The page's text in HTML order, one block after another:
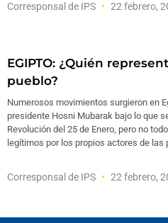
Corresponsal de IPS 22 febrero,
EGIPTO: ¿Quién
pueblo?
Numerosos movimientos surgieron en
presidente Hosni Mubarak bajo lo que
Revolución del 25 de Enero, pero no
legítimos por los propios actores de las
Corresponsal de IPS 22 febrero,